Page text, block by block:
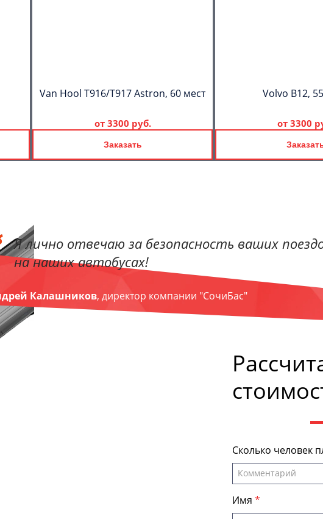
Van Hool T916/T917 Astron, 60 мест
от 3300 руб.
Заказать
Volvo B12,
от 3300
Я лично отвечаю за безопасность ваших
на наших автобусах!
Калашников, директор компании "СочиБас"
Сколько человек
Имя